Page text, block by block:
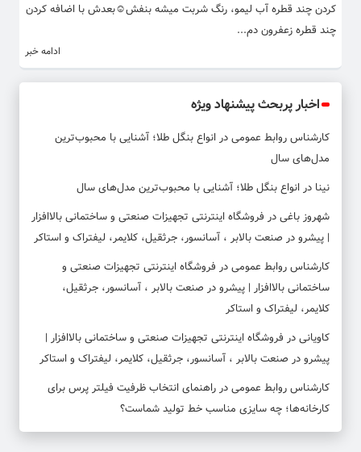
کردن چند قطره آب لیمو، رنگ شربت میشه بنفش☺️بعدش با اضافه کردن
چند قطره زعفرون دم...
ادامه خبر
اخبار پربحث پیشنهاد ویژه
کارشناس روابط عمومیدر انواع بنگل طلا؛ آشنایی با محبوب‌ترین
مدل‌های سال
نینا در انواع بنگل طلا؛ آشنایی با محبوب‌ترین مدل‌های سال
شهروز باغیدر فروشگاه اینترنتی تجهیزات صنعتی و ساختمانی بالاافزار
| پیشرو در صنعت بالابر ، آسانسور، جرثقیل، کلایمر، لیفتراک و استاکر
کارشناس روابط عمومیدر فروشگاه اینترنتی تجهیزات صنعتی و
ساختمانی بالاافزار | پیشرو در صنعت بالابر ، آسانسور، جرثقیل،
کلایمر، لیفتراک و استاکر
کاویانیدر فروشگاه اینترنتی تجهیزات صنعتی و ساختمانی بالاافزار |
پیشرو در صنعت بالابر ، آسانسور، جرثقیل، کلایمر، لیفتراک و استاکر
کارشناس روابط عمومیدر راهنمای انتخاب ظرفیت فیلتر پرس برای
کارخانه‌ها؛ چه سایزی مناسب خط تولید شماست؟